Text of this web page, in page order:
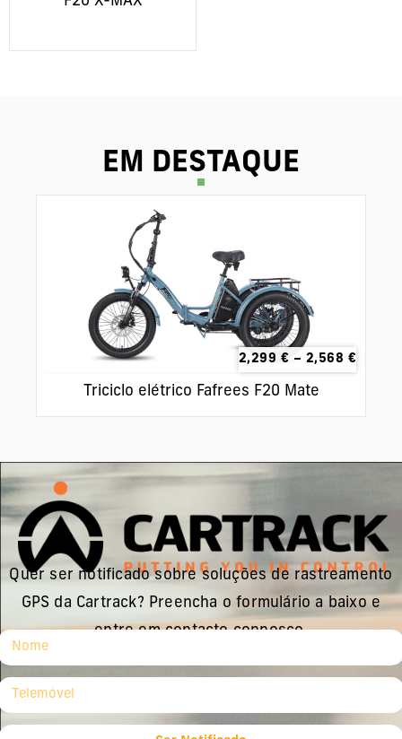
EM DESTAQUE
2,299 € – 2,568 €
Triciclo elétrico Fafrees F20 Mate
Quer ser notificado sobre soluções de rastreamento
GPS da Cartrack? Preencha o formulário a baixo e
entre em contacto connosco.